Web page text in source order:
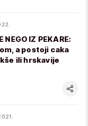
NEGO IZ PEKARE:
a postoji caka
ili hrskavije